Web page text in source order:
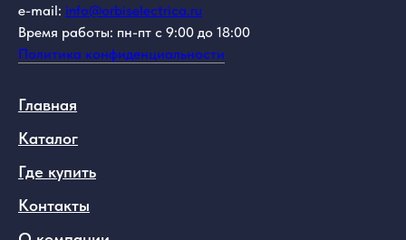
e-mail: info@orbiselectrica.ru
Время работы: пн-пт с 9:00 до 18:00
Политика конфиденциальности
Главная
Каталог
Где купить
Контакты